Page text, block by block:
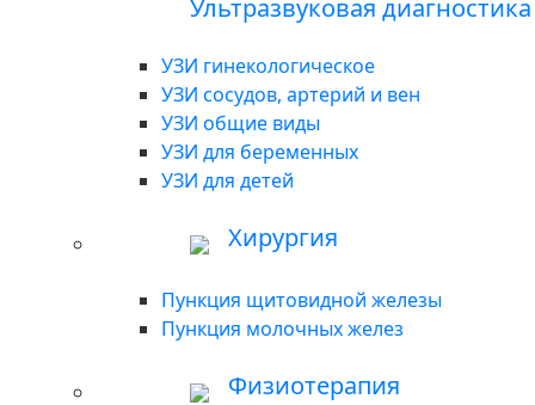
Ультразвуковая диагностика
УЗИ гинекологическое
УЗИ сосудов, артерий и вен
УЗИ общие виды
УЗИ для беременных
УЗИ для детей
Хирургия
Пункция щитовидной железы
Пункция молочных желез
Физиотерапия